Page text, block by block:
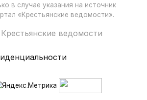
в случае указания на источник
«Крестьянские ведомости».
ведомости